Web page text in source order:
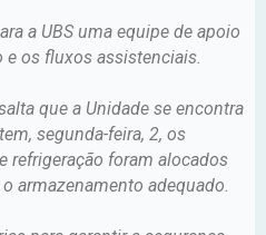
a UBS uma equipe de apoio
e os fluxos assistenciais.
que a Unidade se encontra
segunda-feira, 2, os
refrigeração foram alocados
armazenamento adequado.